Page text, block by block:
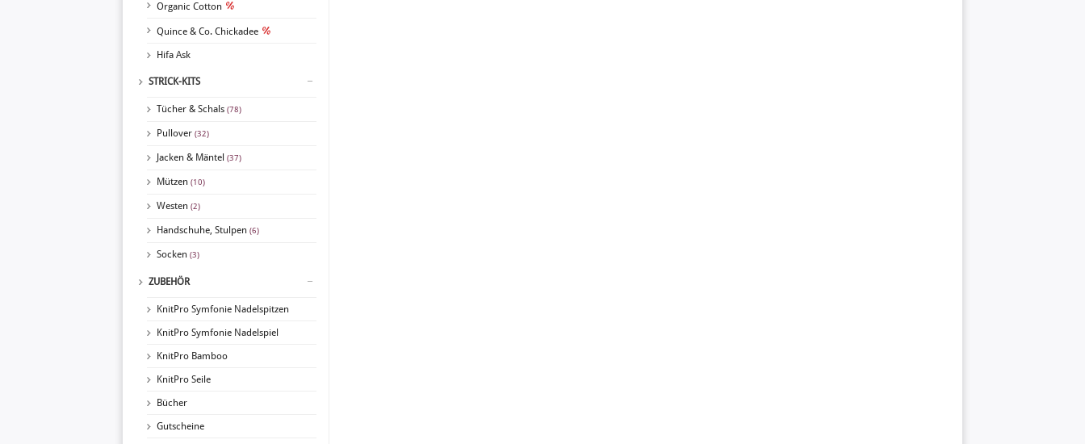
Organic Cotton
Quince & Co. Chickadee
Hifa Ask
STRICK-KITS
Tücher & Schals (78)
Pullover (32)
Jacken & Mäntel (37)
Mützen (10)
Westen (2)
Handschuhe, Stulpen (6)
Socken (3)
ZUBEHÖR
KnitPro Symfonie Nadelspitzen
KnitPro Symfonie Nadelspiel
KnitPro Bamboo
KnitPro Seile
Bücher
Gutscheine